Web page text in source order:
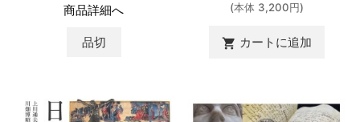
商品詳細へ
品切
(本体 3,200円)
 カートに追加